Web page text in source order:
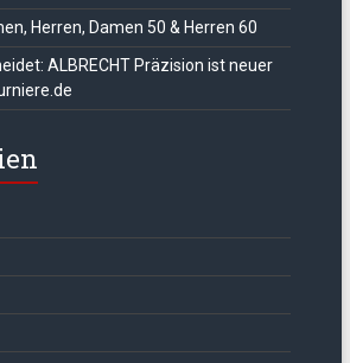
Herren, Damen 50 & Herren 60
ALBRECHT Präzision ist neuer